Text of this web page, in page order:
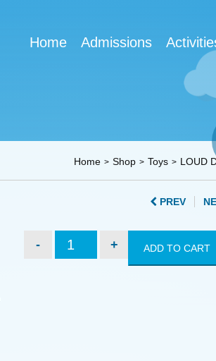
Home Admissions
Home Shop Toys LOUD
PREV
DRUM
ADD TO CART